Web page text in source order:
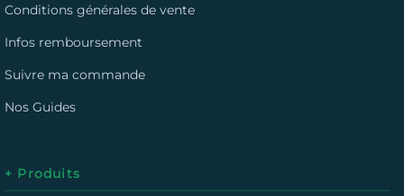
Conditions générales de vente
Infos remboursement
Suivre ma commande
Nos Guides
+ Produits